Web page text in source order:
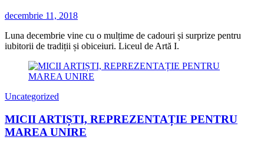
decembrie 11, 2018
Luna decembrie vine cu o mulțime de cadouri și surprize pentru
iubitorii de tradiții și obiceiuri. Liceul de Artă I.
Uncategorized
MICII ARTIȘTI, REPREZENTAȚIE PENTRU
MAREA UNIRE